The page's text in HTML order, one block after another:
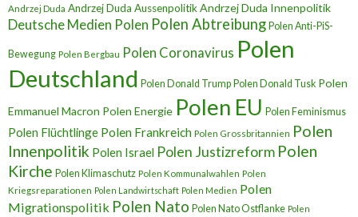
Andrzej Duda Andrzej Duda AussenpolitikAndrzej Duda Innenpolitik
Deutsche Medien Polen Polen Abtreibung Polen Anti-PiS-
Bewegung Polen Bergbau Polen Coronavirus Polen
Deutschland Polen Donald Trump Polen Donald Tusk Polen
Emmanuel Macron Polen Energie Polen EU Polen Feminismus
Polen Flüchtlinge Polen Frankreich Polen Grossbritannien Polen
Innenpolitik Polen Israel Polen Justizreform Polen
Kirche Polen Klimaschutz Polen Kommunalwahlen Polen
Kriegsreparationen Polen Landwirtschaft Polen Medien Polen
Migrationspolitik Polen Nato Polen Nato Ostflanke Polen